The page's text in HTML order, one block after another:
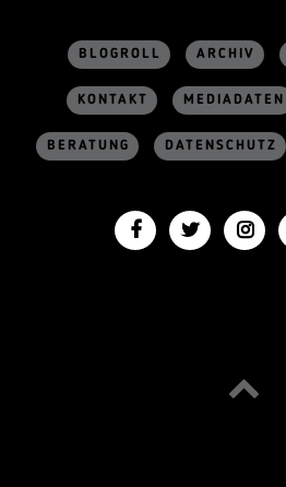
BLOGROLL ARCHIV
KONTAKT MEDIADATEN
BERATUNG DATENSCHUTZ